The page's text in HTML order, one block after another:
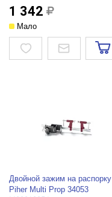
1 342
Мало
Двойной зажим на распорку
Piher Multi Prop 34053